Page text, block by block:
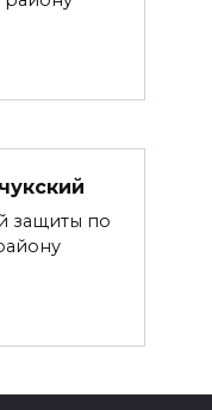
защиты по